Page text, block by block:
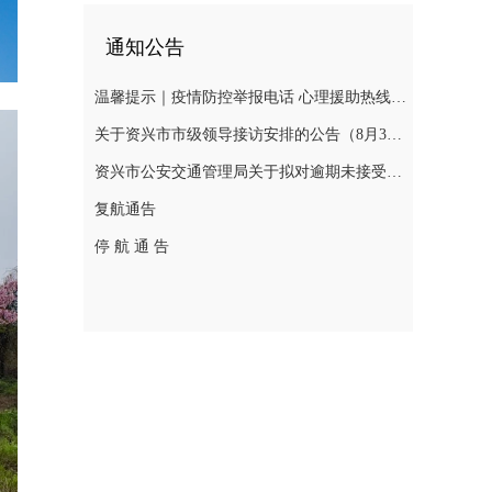
通知公告
温馨提示｜疫情防控举报电话 心理援助热线 慈善捐助热线 求助入口 辟谣入口
关于资兴市市级领导接访安排的公告（8月3日—8月7日）
资兴市公安交通管理局关于拟对逾期未接受处理的道路交通违法行为人作出行政处罚决定的公告(2026年第十三期 )
复航通告
停 航 通 告